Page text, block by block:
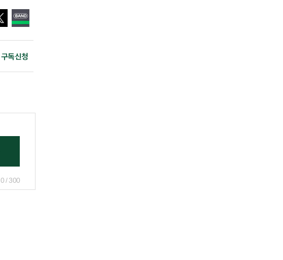
구독신청
0 / 300